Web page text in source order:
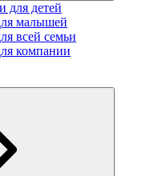
для детей
малышей
всей семьи
компании